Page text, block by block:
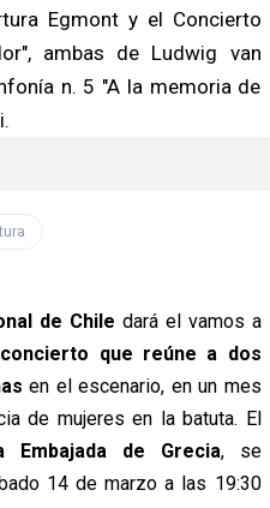
Egmont y el Concierto
ambas de Ludwig van
n. 5 "A la memoria de
de Chile dará el vamos a
concierto que reúne a dos
en el escenario, en un mes
de mujeres en la batuta. El
Embajada de Grecia, se
14 de marzo a las 19:30